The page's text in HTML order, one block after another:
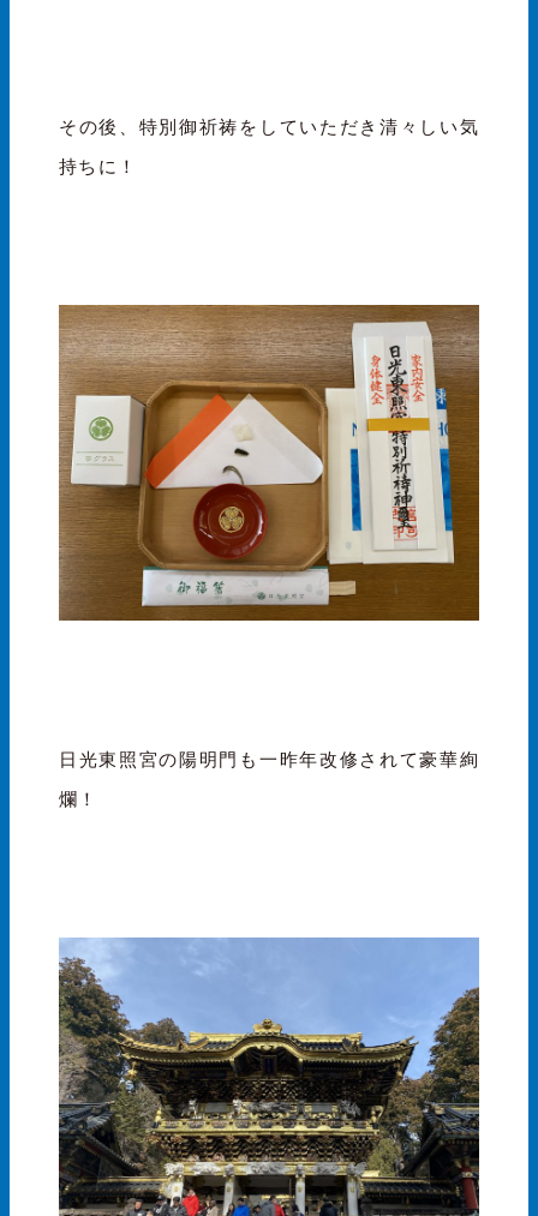
その後、特別御祈祷をしていただき清々しい気
持ちに！
日光東照宮の陽明門も一昨年改修されて豪華絢
爛！